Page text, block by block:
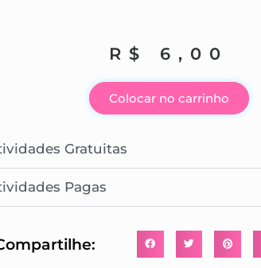
R$ 6,00
Colocar no carrinho
Gratuitas
Pagas